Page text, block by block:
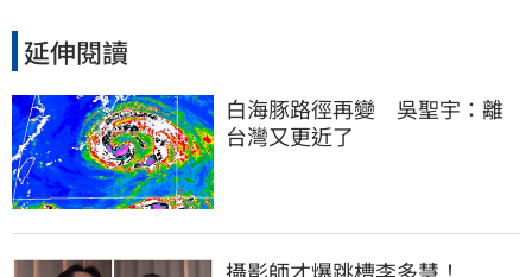
延伸閱讀
白海豚路徑再變　吳聖宇：離
台灣又更近了